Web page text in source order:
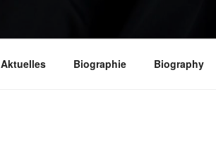
Aktuelles Biographie Biography